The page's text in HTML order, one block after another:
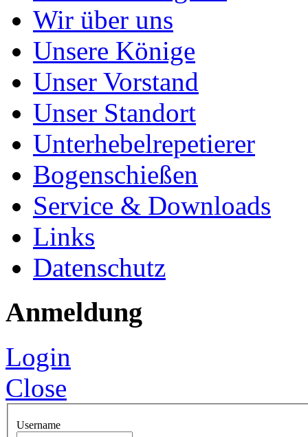
Wir über uns
Unsere Könige
Unser Vorstand
Unser Standort
Unterhebelrepetierer
Bogenschießen
Service & Downloads
Links
Datenschutz
Anmeldung
Login
Close
Username